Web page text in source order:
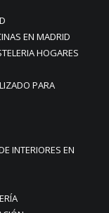
EN MADRID
HOGARES
PARA
INTERIORES EN